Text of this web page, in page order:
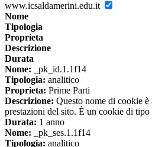
www.icsaldamerini.edu.it
Nome
Tipologia
Proprieta
Descrizione
Durata
Nome: _pk_id.1.1f14
Tipologia: analitico
Proprieta: Prime Parti
Descrizione: Questo nome di cookie
prestazioni del sito. È un cookie di
Durata: 1 anno
Nome: _pk_ses.1.1f14
Tipologia: analitico